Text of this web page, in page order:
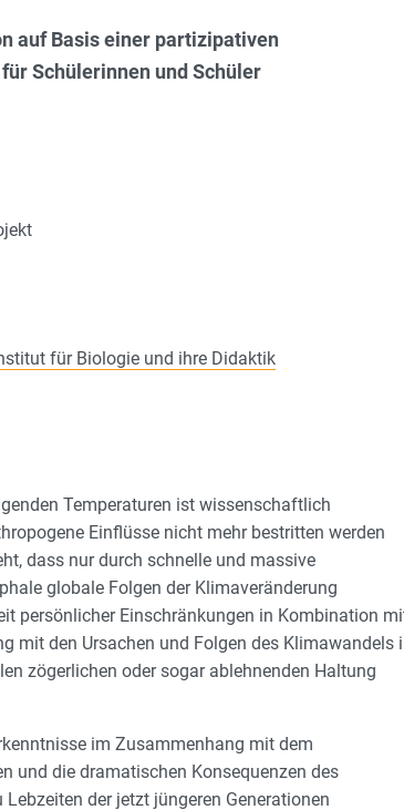
auf Basis einer partizipativen
Schülerinnen und Schüler
für Biologie und ihre Didaktik
Temperaturen ist wissenschaftlich
Einflüsse nicht mehr bestritten werden
dass nur durch schnelle und massive
globale Folgen der Klimaveränderung
persönlicher Einschränkungen in Kombination
mit den Ursachen und Folgen des Klimawandels
zögerlichen oder sogar ablehnenden Haltung
im Zusammenhang mit dem
und die dramatischen Konsequenzen des
der jetzt jüngeren Generationen